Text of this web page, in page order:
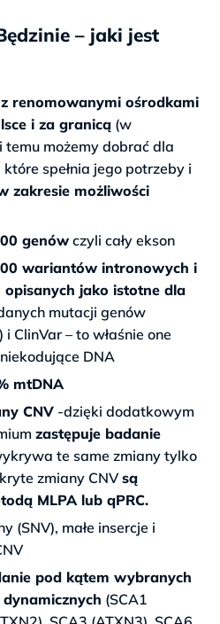
– jaki jest
renomowanymi ośrodkami
i za granicą (w
temu możemy dobrać dla
spełnia jego potrzeby i
zakresie możliwości
genów czyli cały ekson
wariantów intronowych i
opisanych jako istotne dla
mutacji genów
i ClinVar – to właśnie one
DNA
mtDNA
CNV -dzięki dodatkowym
zastępuje badanie
te same zmiany tylko
zmiany CNV są
MLPA lub qPRC.
(SNV), małe insercje i
pod kątem wybranych
(SCA1